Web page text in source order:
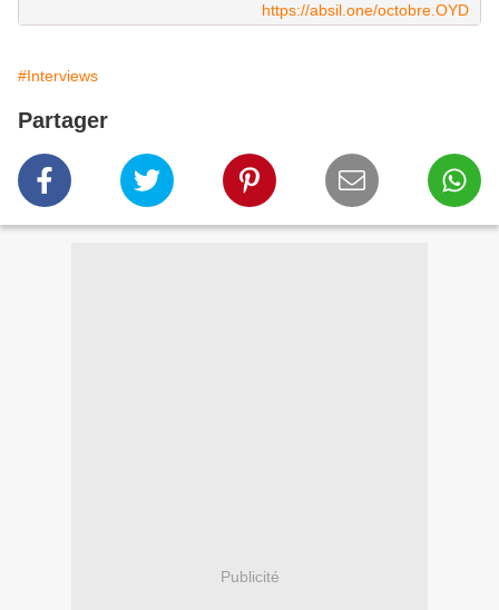
https://absil.one/octobre.OYD
#Interviews
Partager
Publicité